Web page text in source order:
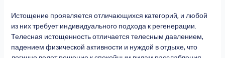
Истощение проявляется отличающихся категорий, и любой
из них требует индивидуального подхода к регенерации.
Телесная истощенность отличается телесным давлением,
падением физической активности и нуждой в отдыхе, что